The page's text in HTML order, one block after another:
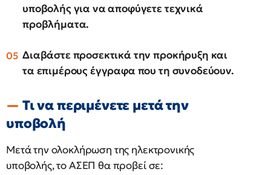
υποβολής για να αποφύγετε τεχνικά
προβλήματα.
Διαβάστε προσεκτικά την προκήρυξη και
τα επιμέρους έγγραφα που τη συνοδεύουν.
Τι να περιμένετε μετά την
υποβολή
Μετά την ολοκλήρωση της ηλεκτρονικής
υποβολής, το ΑΣΕΠ θα προβεί σε: